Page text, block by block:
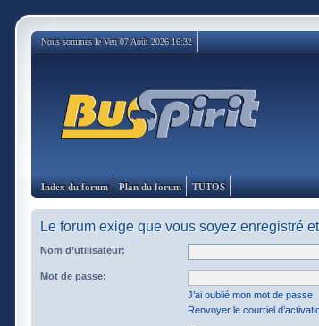
Nous sommes le Ven 07 Août 2026 16:32
Index du forum Plan du forum TUTOS
Le forum exige que vous soyez enregistré
Nom d’utilisateur:
Mot de passe:
J’ai oublié mon mot de passe
Renvoyer le courriel